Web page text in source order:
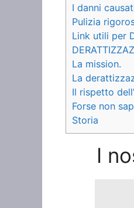
I danni
Pulizia
Link utili per
La mission.
La
Il rispetto
Forse non
Storia
I